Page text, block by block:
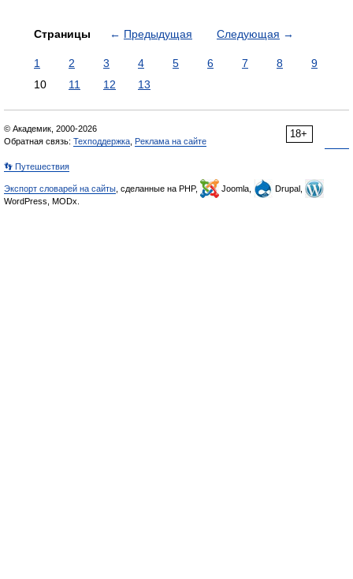
Страницы ← Предыдущая Следующая →
1 2 3 4 5 6 7 8
9
10
11 12 13
18+
© Академик, 2000-2026
Обратная связь: Техподдержка Реклама на сайте
👣 Путешествия
Экспорт словарей на сайты , сделанные на PHP, Joomla,
Drupal,
WordPress, MODx.